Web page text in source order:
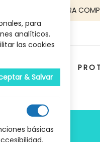
EN TU PRIMERA
para
analíticos.
las cookies
& Salvar
básicas